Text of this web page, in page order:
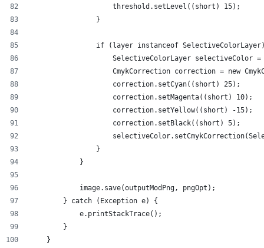
                    threshold.setLevel((short) 15);
                }
if (layer instanceof
SelectiveColorLayer selectiveColor
CmykCorrection correction = new
                    correction.setCyan((short) 25);
                    correction.setMagenta((short) 10);
                    correction.setYellow((short) -15);
                    correction.setBlack((short) 5);
                }
            }
            image.save(outputModPng, pngOpt);
        } catch (Exception e) {
            e.printStackTrace();
        }
    }